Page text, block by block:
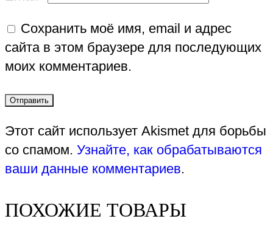
Сохранить моё имя, email и адрес
сайта в этом браузере для последующих
моих комментариев.
Этот сайт использует Akismet для борьбы
со спамом. Узнайте, как обрабатываются
ваши данные комментариев.
ПОХОЖИЕ ТОВАРЫ